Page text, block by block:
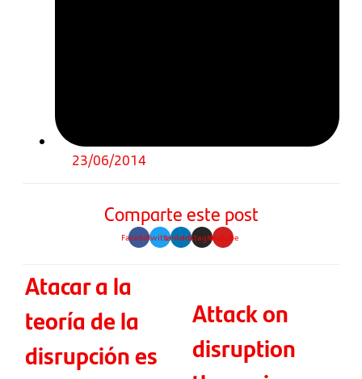
23/06/2014
Comparte este post
FacebookTwitterLinkedinInstagramYoutube
Atacar a la
teoría de la
disrupción es
Attack on
disruption